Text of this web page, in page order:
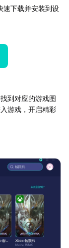
速下载并安装到设
到对应的游戏图
游戏，开启精彩